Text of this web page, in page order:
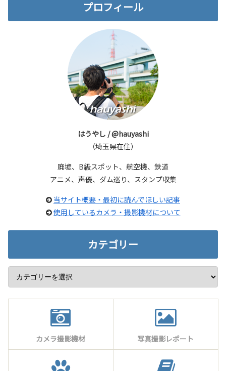
プロフィール
はうやし / @hauyashi
（埼玉県在住）
廃墟、B級スポット、航空機、鉄道
アニメ、声優、ダム巡り、スタンプ収集
当サイト概要・最初に読んでほしい記事
使用しているカメラ・撮影機材について
カテゴリー
カメラ撮影機材 写真撮影レポート